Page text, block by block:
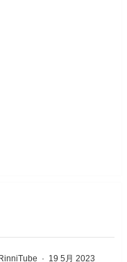
· 19 5月 2023